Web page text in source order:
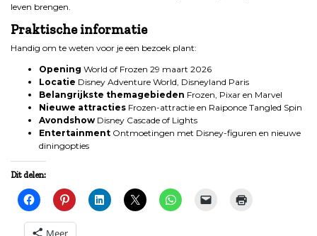
leven brengen.
Praktische informatie
Handig om te weten voor je een bezoek plant:
Opening World of Frozen 29 maart 2026
Locatie Disney Adventure World, Disneyland Paris
Belangrijkste themagebieden Frozen, Pixar en Marvel
Nieuwe attracties Frozen-attractie en Raiponce Tangled Spin
Avondshow Disney Cascade of Lights
Entertainment Ontmoetingen met Disney-figuren en nieuwe
diningopties
Dit delen:
Meer